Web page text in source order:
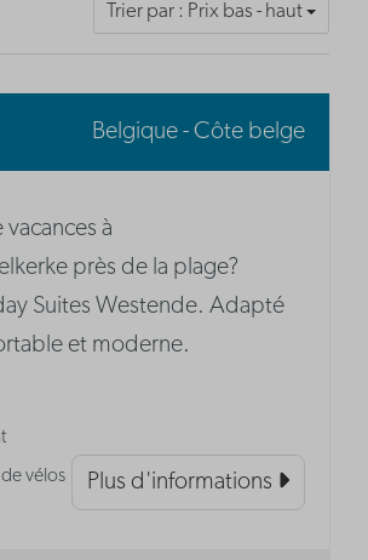
Trier par : Prix bas - haut
Belgique - Côte belge
à
près de la plage?
Suites Westende. Adapté
et moderne.
vélos
Plus d'informations